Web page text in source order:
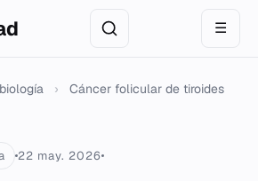
☰
› Cáncer folicular de tiroides
22 may. 2026